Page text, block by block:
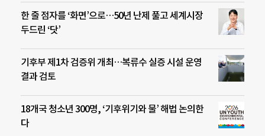
한 줄 점자를 ‘화면’으로…50년 난제 풀고 세계시장
두드린 ‘닷’
기후부 제1차 검증위 개최…복류수 실증 시설 운영
결과 검토
18개국 청소년 300명, ‘기후위기와 물’ 해법 논의한
다